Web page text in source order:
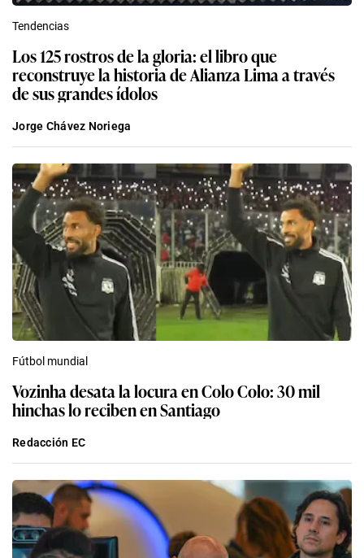
Tendencias
Los 125 rostros de la gloria: el libro que
reconstruye la historia de Alianza Lima a través
de sus grandes ídolos
Jorge Chávez Noriega
Fútbol mundial
Vozinha desata la locura en Colo Colo: 30 mil
hinchas lo reciben en Santiago
Redacción EC